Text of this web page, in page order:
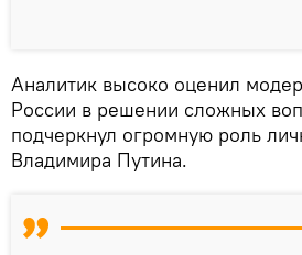
Аналитик высоко оценил
России в решении сложных
подчеркнул огромную роль
Владимира Путина.